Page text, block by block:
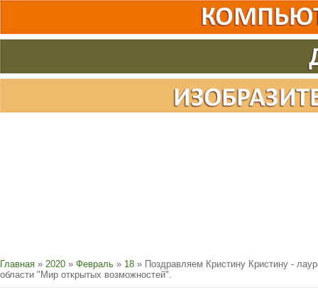
Главная » 2020 » Февраль » 18 » Поздравляем Кристину Кристину -
области "Мир открытых возможностей".